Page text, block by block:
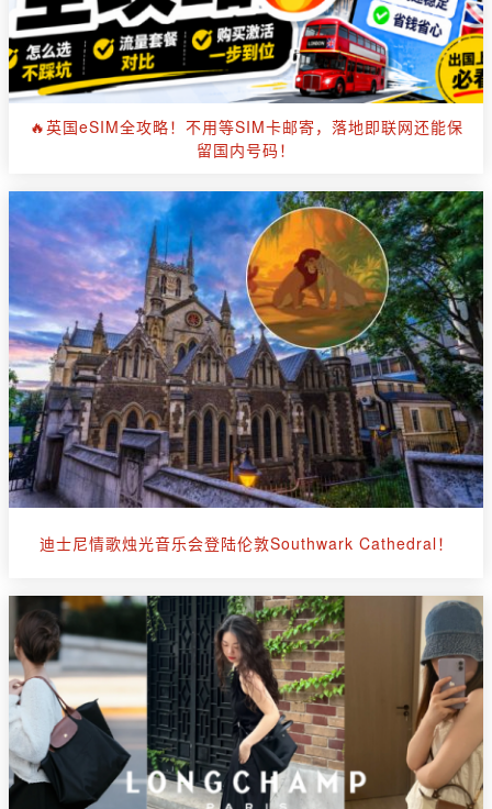
🔥英国eSIM全攻略！不用等SIM卡邮寄，落地即联网还能保
留国内号码！
迪士尼情歌烛光音乐会登陆伦敦Southwark Cathedral！